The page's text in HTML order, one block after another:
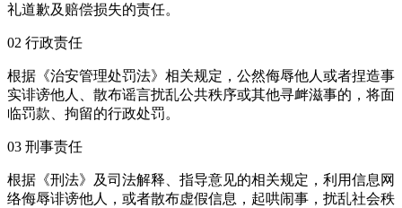
礼道歉及赔偿损失的责任。
02 行政责任
根据《治安管理处罚法》相关规定，公然侮辱他人或者捏造事
实诽谤他人、散布谣言扰乱公共秩序或其他寻衅滋事的，将面
临罚款、拘留的行政处罚。
03 刑事责任
根据《刑法》及司法解释、指导意见的相关规定，利用信息网
络侮辱诽谤他人，或者散布虚假信息，起哄闹事，扰乱社会秩